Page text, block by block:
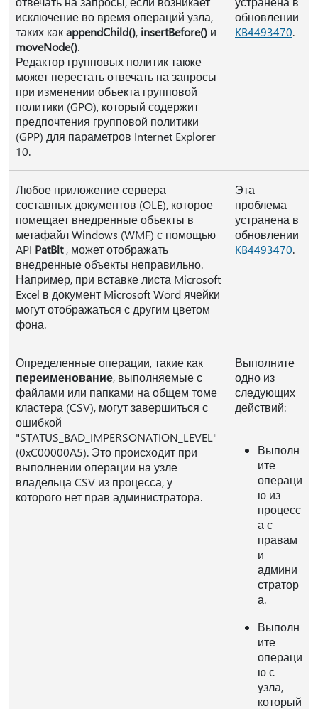
исключение во время операций узла,
таких какappendChild(), insertBefore() и
moveNode().
Редактор групповых политик также
может перестать отвечать на запросы
при изменении объекта групповой
политики (GPO), который содержит
предпочтения групповой политики
(GPP) для параметров Internet Explorer
10.
обновлении
KB4493470.
Любое приложение сервера
составных документов (OLE), которое
помещает внедренные объекты в
метафайл Windows (WMF) с помощью
API PatBlt, может отображать
внедренные объекты неправильно.
Например, при вставке листа Microsoft
Excel в документ Microsoft Word ячейки
могут отображаться с другим цветом
фона.
Эта
проблема
устранена в
обновлении
KB4493470.
Определенные операции, такие как
переименование, выполняемые с
файлами или папками на общем томе
кластера (CSV), могут завершиться с
ошибкой
"STATUS_BAD_IMPERSONATION_LEVEL"
(0xC00000A5). Это происходит при
выполнении операции на узле
владельца CSV из процесса, у
которого нет прав администратора.
Выполните
одно из
следующих
действий:
Выполн
ите
операци
ю из
процесс
а с
правам
и
админи
стратор
а.
Выполн
ите
операци
ю с
узла,
который